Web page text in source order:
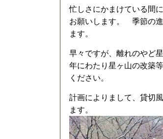
忙しさにかまけている間
お願いします。 季節の進
ます。
早々ですが、離れのやど
年にわたり星ヶ山の改築
ください。
計画によりまして、貸切
ます。